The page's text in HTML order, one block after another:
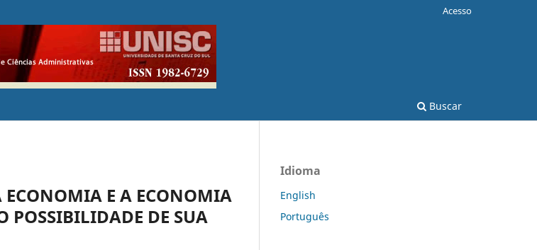
Buscar
Acesso
E A ECONOMIA
POSSIBILIDADE DE SUA
Idioma
English
Português